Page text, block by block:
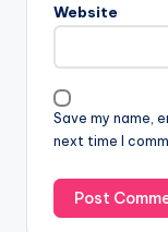
Website
Save my name,
next time I